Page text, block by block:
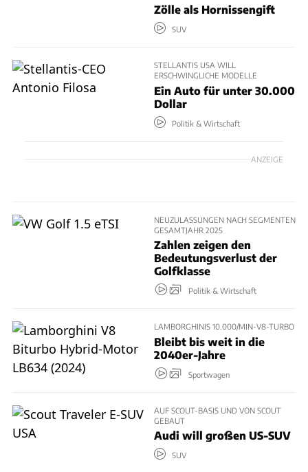
Zölle als Hornissengift
SUV
STELLANTIS USA WILL
ERSCHWINGLICHE MODELLE
Ein Auto für unter 30.000
Dollar
Politik & Wirtschaft
ANZEIGE
NEUZULASSUNGEN NACH SEGMENTEN
GESAMTJAHR 2025
Zahlen zeigen den
Bedeutungsverlust der
Golfklasse
Politik & Wirtschaft
LAMBORGHINIS 10.000/MIN-V8-TURBO
Bleibt bis weit in die
2040er-Jahre
Sportwagen
AUF SCOUT-BASIS UND VON SCOUT
GEBAUT
Audi will großen US-SUV
SUV